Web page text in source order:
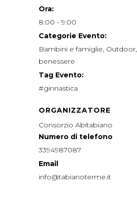
Ora:
8:00 - 9:00
Categorie Evento:
Bambini e famiglie, Outdoor,
benessere
Tag Evento:
#ginnastica
ORGANIZZATORE
Consorzio Abitabiano
Numero di telefono
3394987087
Email
info@tabianoterme.it